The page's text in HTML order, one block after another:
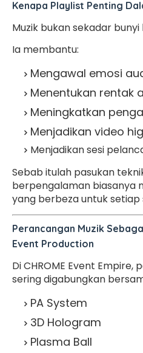
Kenapa Playlist Penting
Muzik bukan sekadar bunyi
Ia membantu:
Mengawal emosi
Menentukan rentak
Meningkatkan
Menjadikan video
Menjadikan sesi
Sebab itulah pasukan
berpengalaman biasanya
yang berbeza untuk setiap
Perancangan Muzik
Event Production
Di CHROME Event Empire,
sering digabungkan
PA System
3D Hologram
Plasma Ball